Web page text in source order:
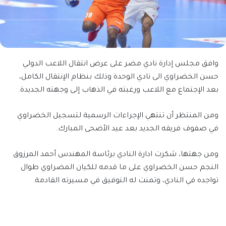
وافق مجلس إدارة نادي مضر على عرض انتقال اللاعب الدولي
حسن الخضراوي الى نادي الوحدة وذلك بنظام الإنتقال الكامل،
بعد الإجتماع مع اللاعب ورغبته في الذهاب إلى وجهته الجديدة.
ومن المنتظر أن تنتهي الإجراءات الرسمية لتسجيل الخضراوي
في صفوف فريقه الجديد بعد عيد الأضحى المبارك.
ومن جهتها، شكرت ادارة النادي برئاسة المهندس أحمد المرزوق
النجم حسن الخضراوي على ما قدمه للكيان المضراوي طوال
تواجده في النادي، وتمنت له التوفيق في مسيرته القادمة.